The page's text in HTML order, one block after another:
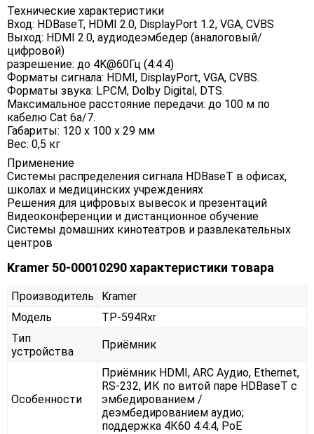
Технические характеристики
Вход: HDBaseT, HDMI 2.0, DisplayPort 1.2, VGA, CVBS
Выход: HDMI 2.0, аудиодеэмбедер (аналоговый/
цифровой)
разрешение: до 4K@60Гц (4:4:4)
Форматы сигнала: HDMI, DisplayPort, VGA, CVBS.
Форматы звука: LPCM, Dolby Digital, DTS.
Максимальное расстояние передачи: до 100 м по
кабелю Cat 6a/7.
Габариты: 120 х 100 х 29 мм
Вес: 0,5 кг
Применение
Системы распределения сигнала HDBaseT в офисах,
школах и медицинских учреждениях
Решения для цифровых вывесок и презентаций
Видеоконференции и дистанционное обучение
Системы домашних кинотеатров и развлекательных
центров
Kramer 50-00010290 характеристики товара
Производитель
Kramer
Модель
TP-594Rxr
Тип
устройства
Приёмник
Особенности
Приёмник HDMI, ARC Аудио, Ethernet,
RS-232, ИК по витой паре HDBaseT с
эмбедированием /
деэмбедированием аудио;
поддержка 4К60 4:4:4, PoE